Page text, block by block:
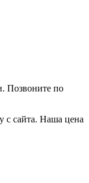
Позвоните по
с сайта. Наша цена